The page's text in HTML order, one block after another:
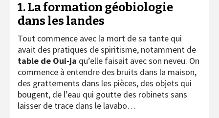
1. La formation géobiologie
dans les landes
Tout commence avec la mort de sa tante qui
avait des pratiques de spiritisme, notamment de
table de Oui-ja qu’elle faisait avec son neveu. On
commence à entendre des bruits dans la maison,
des grattements dans les pièces, des objets qui
bougent, de l’eau qui goutte des robinets sans
laisser de trace dans le lavabo…